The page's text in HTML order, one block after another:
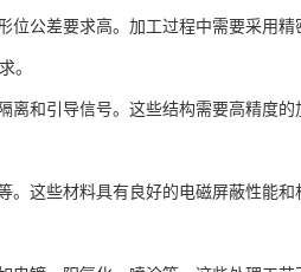
公差要求高。加工过程中需要采用精
。
和引导信号。这些结构需要高精度的
这些材料具有良好的电磁屏蔽性能和